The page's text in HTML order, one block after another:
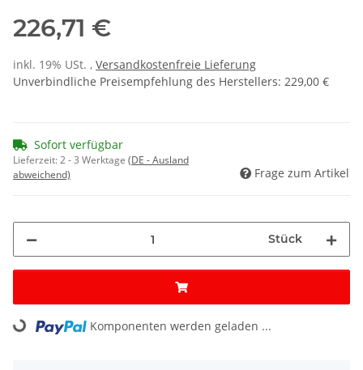
226,71 €
inkl. 19% USt. , Versandkostenfreie Lieferung
Unverbindliche Preisempfehlung des Herstellers: 229,00 €
Sofort verfügbar
Lieferzeit:2 - 3 Werktage (DE - Ausland
abweichend)
Frage zum Artikel
Stück
Loading... Komponenten werden geladen ...